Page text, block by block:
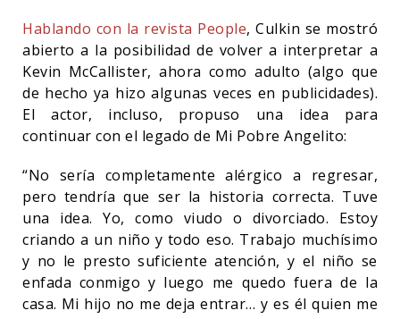
Hablando con la revista People, Culkin se mostró
abierto a la posibilidad de volver a interpretar a
Kevin McCallister, ahora como adulto (algo que
de hecho ya hizo algunas veces en publicidades).
El actor, incluso, propuso una idea para
continuar con el legado de Mi Pobre Angelito:
“No sería completamente alérgico a regresar,
pero tendría que ser la historia correcta. Tuve
una idea. Yo, como viudo o divorciado. Estoy
criando a un niño y todo eso. Trabajo muchísimo
y no le presto suficiente atención, y el niño se
enfada conmigo y luego me quedo fuera de la
casa. Mi hijo no me deja entrar… y es él quien me